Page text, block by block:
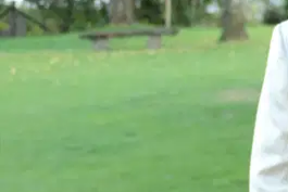
Dati Sittsy a Padova · Giugno 2026
Rapidità di risposta a
Tempi di risposta e di offerta in tutta la
Quanto velocemente